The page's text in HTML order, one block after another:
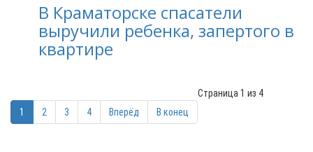
В Краматорске спасатели
выручили ребенка, запертого в
квартире
Страница 1 из 4
1
2 3 4 Вперёд В конец